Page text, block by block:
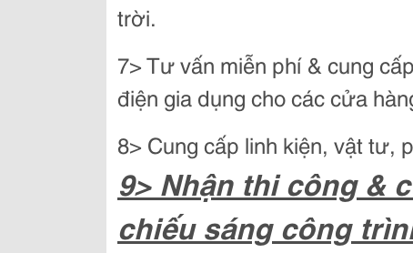
trời.
7> Tư vấn miễn phí & cung
điện gia dụng cho các cửa
8> Cung cấp linh kiện, vật tư,
9> Nhận thi công &
chiếu sáng công